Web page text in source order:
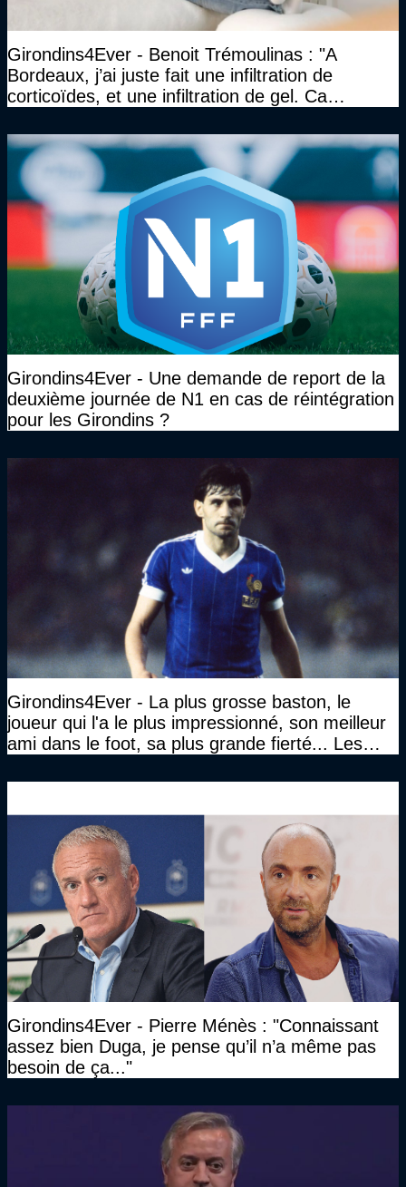
Girondins4Ever - Benoit Trémoulinas : "A
Bordeaux, j’ai juste fait une infiltration de
corticoïdes, et une infiltration de gel. Ca
Girondins4Ever - Une demande de report de la
deuxième journée de N1 en cas de réintégration
pour les Girondins ?
Girondins4Ever - La plus grosse baston, le
joueur qui l'a le plus impressionné, son meilleur
ami dans le foot, sa plus grande fierté... Les
Girondins4Ever - Pierre Ménès : "Connaissant
assez bien Duga, je pense qu’il n’a même pas
besoin de ça..."